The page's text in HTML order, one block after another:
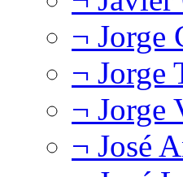
¬ Jorge
¬ Jorge
¬ Jorge
¬ José